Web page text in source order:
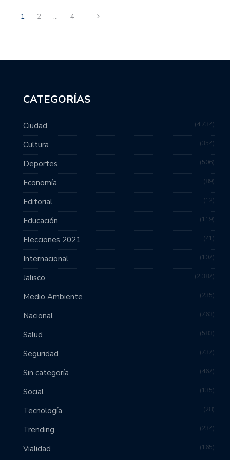
1 2 … 4
CATEGORÍAS
Ciudad 4,734
Cultura 354
Deportes 506
Economía 89
Editorial 12
Educación 119
Elecciones 2021 41
Internacional 107
Jalisco 2,387
Medio Ambiente 235
Nacional 763
Salud 583
Seguridad 737
Sin categoría 467
Social 135
Tecnología 28
Trending 234
Vialidad 165